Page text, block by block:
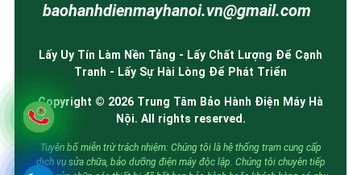
baohanhdienmayhanoi.vn@gmail.com
Lấy Uy Tín Làm Nền Tảng - Lấy Chất Lượng Để Cạnh
Tranh - Lấy Sự Hài Lòng Để Phát Triển
Copyright © 2026 Trung Tâm Bảo Hành Điện Máy Hà
Nội. All rights reserved.
Tuyên bố miễn trừ trách nhiệm: Chúng tôi là hệ thống trạm cung cấp
dịch vụ sửa chữa, bảo dưỡng điện máy độc lập. Chúng tôi chuyên tiếp